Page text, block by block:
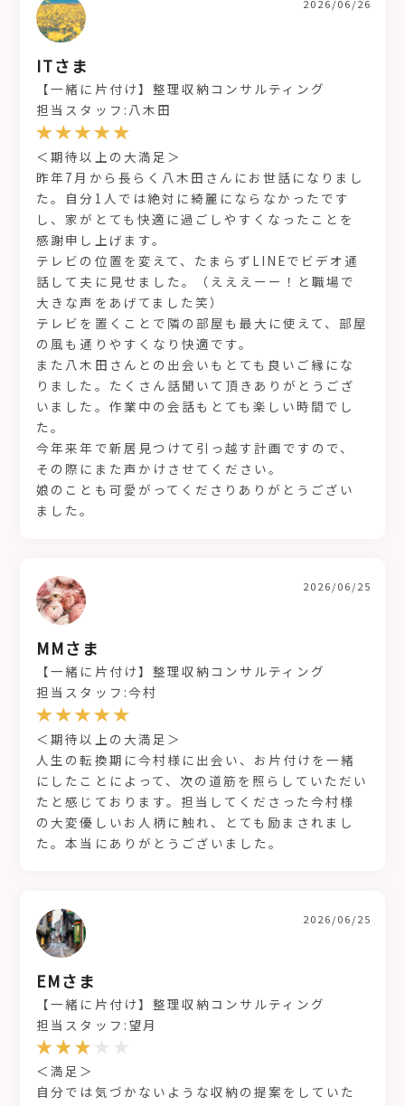
ITさま
2026/06/26
【一緒に片付け】整理収納コンサルティング
担当スタッフ:八木田
＜期待以上の大満足＞
昨年7月から長らく八木田さんにお世話になりまし
た。自分1人では絶対に綺麗にならなかったです
し、家がとても快適に過ごしやすくなったことを
感謝申し上げます。
テレビの位置を変えて、たまらずLINEでビデオ通
話して夫に見せました。（えええーー！と職場で
大きな声をあげてました笑）
テレビを置くことで隣の部屋も最大に使えて、部屋
の風も通りやすくなり快適です。
また八木田さんとの出会いもとても良いご縁にな
りました。たくさん話聞いて頂きありがとうござ
いました。作業中の会話もとても楽しい時間でし
た。
今年来年で新居見つけて引っ越す計画ですので、
その際にまた声かけさせてください。
娘のことも可愛がってくださりありがとうござい
ました。
MMさま
2026/06/25
【一緒に片付け】整理収納コンサルティング
担当スタッフ:今村
＜期待以上の大満足＞
人生の転換期に今村様に出会い、お片付けを一緒
にしたことによって、次の道筋を照らしていただい
たと感じております。担当してくださった今村様
の大変優しいお人柄に触れ、とても励まされまし
た。本当にありがとうございました。
EMさま
2026/06/25
【一緒に片付け】整理収納コンサルティング
担当スタッフ:望月
＜満足＞
自分では気づかないような収納の提案をしていた